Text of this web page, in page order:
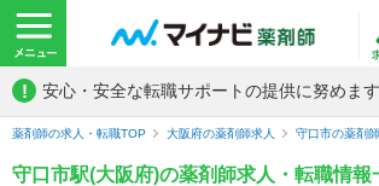
! 安心・安全な転職サポートの提供に努めます
薬剤師の求人・転職TOP 大阪府の薬剤師求人 守口市の薬剤
守口市駅(大阪府)の薬剤師求人・転職情報